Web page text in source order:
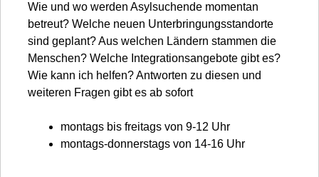
Wie und wo werden Asylsuchende momentan
betreut? Welche neuen Unterbringungsstandorte
sind geplant? Aus welchen Ländern stammen die
Menschen? Welche Integrationsangebote gibt es?
Wie kann ich helfen? Antworten zu diesen und
weiteren Fragen gibt es ab sofort
montags bis freitags von 9-12 Uhr
montags-donnerstags von 14-16 Uhr